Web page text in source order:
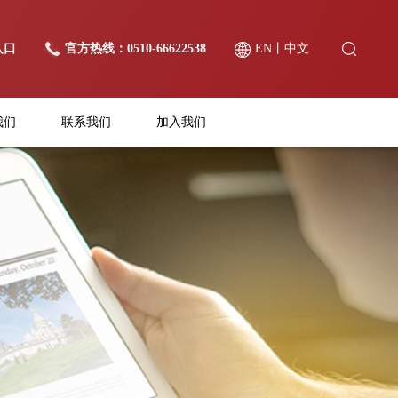
EN丨 中文
官方热线：0510-66622538
们 联系我们 加入我们